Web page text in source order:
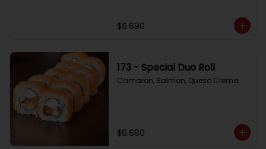
$6.690
173 - Special Duo Roll
Camaron, Salmon, Queso Crema
$6.690